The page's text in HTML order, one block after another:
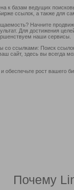
к базам ведущих
ссылок, а также для
Начните
Для достижения
наши сервисы.
со ссылками: Поиск
сайт, здесь вы всегда
обеспечьте рост вашего
Почему